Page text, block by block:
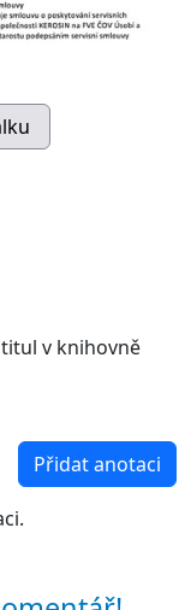
v knihovně
Přidat anotaci